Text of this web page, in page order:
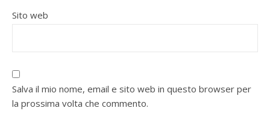
Sito web
Salva il mio nome, email e sito web in questo browser per
la prossima volta che commento.